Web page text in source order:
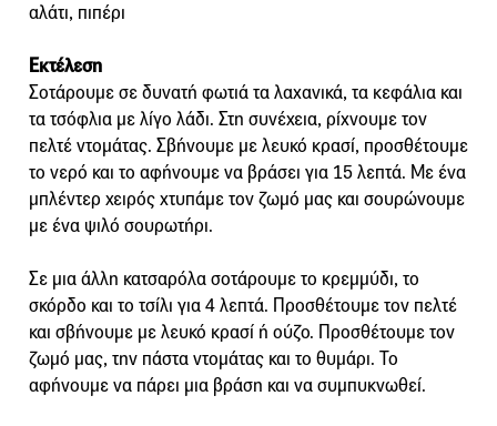
αλάτι, πιπέρι
Εκτέλεση
Σοτάρουμε σε δυνατή φωτιά τα λαχανικά, τα κεφάλια και
τα τσόφλια με λίγο λάδι. Στη συνέχεια, ρίχνουμε τον
πελτέ ντομάτας. Σβήνουμε με λευκό κρασί, προσθέτουμε
το νερό και το αφήνουμε να βράσει για 15 λεπτά. Με ένα
μπλέντερ χειρός χτυπάμε τον ζωμό μας και σουρώνουμε
με ένα ψιλό σουρωτήρι.
Σε μια άλλη κατσαρόλα σοτάρουμε το κρεμμύδι, το
σκόρδο και το τσίλι για 4 λεπτά. Προσθέτουμε τον πελτέ
και σβήνουμε με λευκό κρασί ή ούζο. Προσθέτουμε τον
ζωμό μας, την πάστα ντομάτας και το θυμάρι. Το
αφήνουμε να πάρει μια βράση και να συμπυκνωθεί.